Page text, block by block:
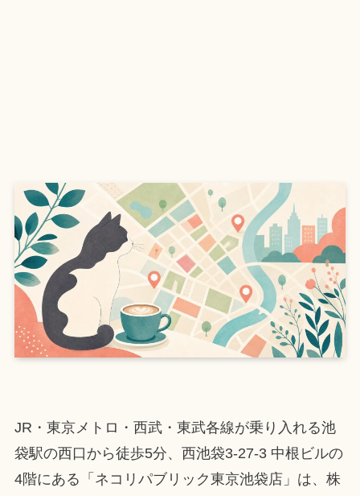
JR・東京メトロ・西武・東武各線が乗り入れる池
袋駅の西口から徒歩5分、西池袋3-27-3 中根ビルの
4階にある「ネコリパブリック東京池袋店」は、株